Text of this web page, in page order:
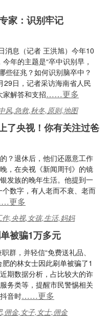
家：识别牢记
消息（记者 王洪旭）今年10
年的主题是“卒中识别早，
些征兆？如何识别脑卒中？
29日，记者采访海南省人民
家解答和支招……更多
风,急救,秋冬,原则,地图
了央视！你有关注过爸
？退休后，他们还愿意工作
，在央视《新闻周刊》的镜
发族的晚年生活。他提到一
数字，有人老而不衰、老而
更多
作,央视,女孩,生活,妈妈
被骗1万多元
群，并轻信“免费送礼品、
的林女士因此刷单被骗了1
期数据分析，占比较大的诈
务类等，提醒市民警惕相关
音时……更多
佣金,女子,女士,佣金